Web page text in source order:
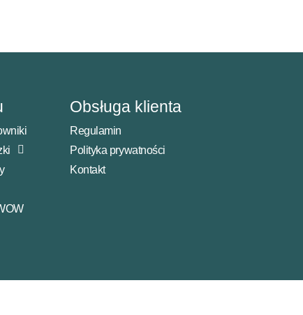
Obsługa klienta
Regulamin
Polityka prywatności
Kontakt